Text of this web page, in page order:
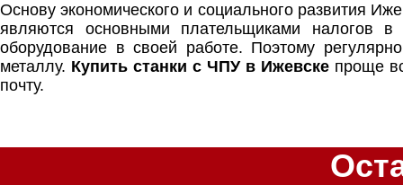
Основу экономического и социального развития
являются основными плательщиками налогов
оборудование в своей работе. Поэтому
металлу. Купить станки с ЧПУ в Ижевске проще
почту.